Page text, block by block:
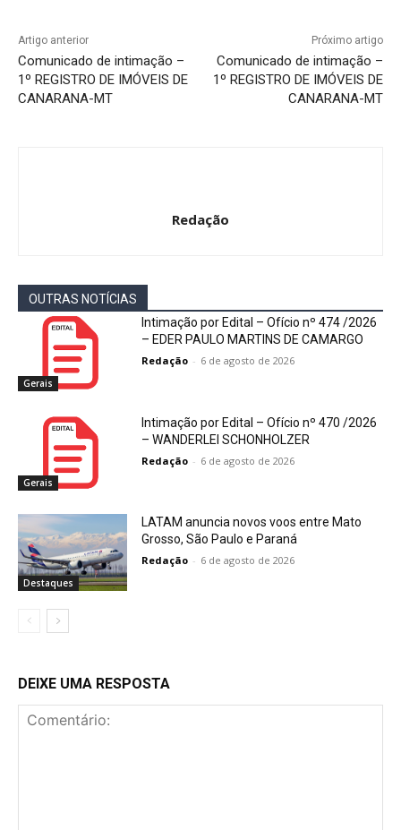
Artigo anterior
Comunicado de intimação –
1º REGISTRO DE IMÓVEIS DE
CANARANA-MT
Próximo artigo
Comunicado de intimação –
1º REGISTRO DE IMÓVEIS DE
CANARANA-MT
Redação
OUTRAS NOTÍCIAS
Gerais
Intimação por Edital – Ofício nº 474 /2026
– EDER PAULO MARTINS DE CAMARGO
Redação - 6 de agosto de 2026
Gerais
Intimação por Edital – Ofício nº 470 /2026
– WANDERLEI SCHONHOLZER
Redação - 6 de agosto de 2026
Destaques
LATAM anuncia novos voos entre Mato
Grosso, São Paulo e Paraná
Redação - 6 de agosto de 2026
DEIXE UMA RESPOSTA